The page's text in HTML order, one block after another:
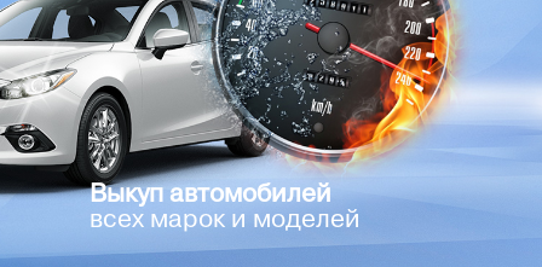
Выкуп автомобилей
всех марок и моделей